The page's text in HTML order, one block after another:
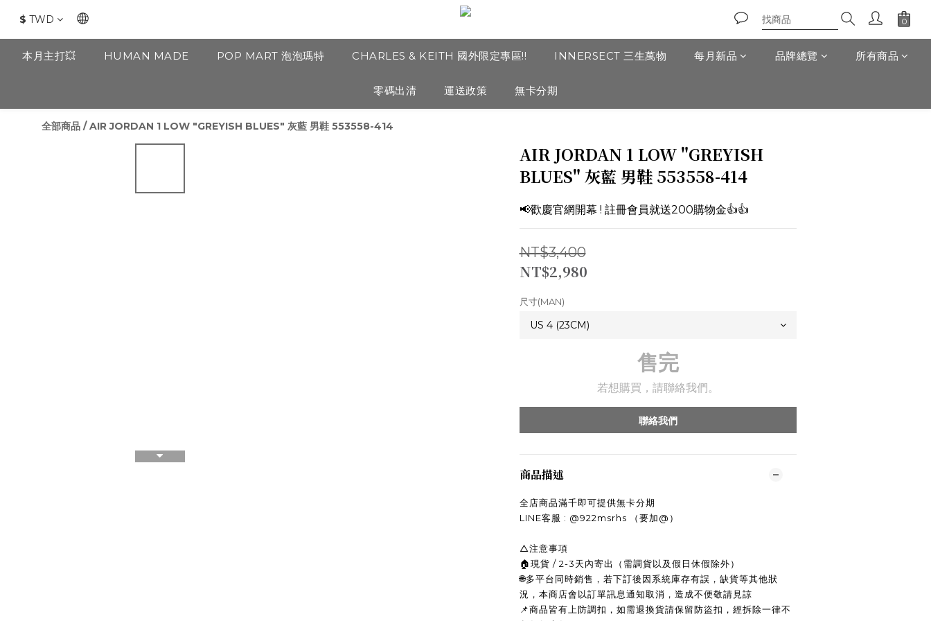
$ TWD
本月主打💥 HUMAN MADE POP MART 泡泡瑪特 CHARLES & KEITH 國外限定專區!! INNERSECT 三生萬物 每月新品 品牌總覽 所有商品
零碼出清 運送政策 無卡分期
全部商品 /AIR JORDAN 1 LOW "GREYISH BLUES" 灰藍 男鞋 553558-414
AIR JORDAN 1 LOW "GREYISH
BLUES" 灰藍 男鞋 553558-414
📢歡慶官網開幕 ! 註冊會員就送200購物金👍👍
NT$3,400
NT$2,980
尺寸(MAN)
售完
若想購買，請聯絡我們。
聯絡我們
商品描述
全店商品滿千即可提供無卡分期
LINE客服 : @922msrhs （要加@）
△注意事項
🏠現貨 / 2-3天內寄出（需調貨以及假日休假除外）
🌐多平台同時銷售，若下訂後因系統庫存有誤，缺貨等其他狀
況，本商店會以訂單訊息通知取消，造成不便敬請見諒
📌商品皆有上防調扣，如需退換貨請保留防盜扣，經拆除一律不